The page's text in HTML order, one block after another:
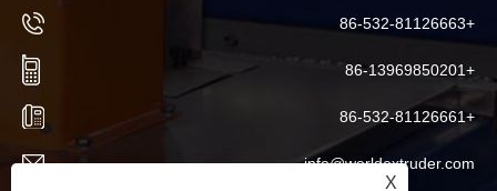
+86-532-81126663
+86-13969850201
+86-532-81126661
info@worldextruder.com
X